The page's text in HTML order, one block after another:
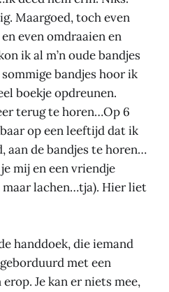
Maargoed, toch even
even omdraaien en
ik al m’n oude bandjes
bandjes hoor ik
boekje opdreunen.
terug te horen…Op 6
op een leeftijd dat ik
aan de bandjes te horen…
mij en een vriendje
maar lachen…tja). Hier liet
handdoek, die iemand
met een
Je kan er niets mee,